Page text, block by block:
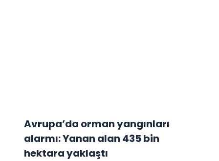
Avrupa’da orman yangınları
alarmı: Yanan alan 435 bin
hektara yaklaştı